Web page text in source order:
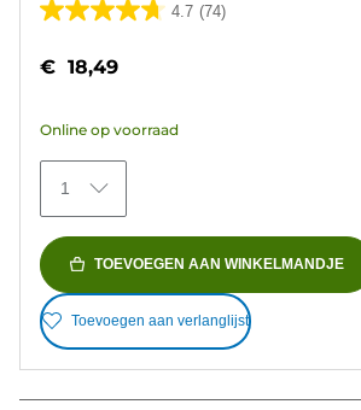
4.7 (74)
4.7
de
sterren.
74
beoordelingen
€ 18,49
Online op voorraad
1
TOEVOEGEN AAN WINKELMANDJE
Toevoegen aan verlanglijst